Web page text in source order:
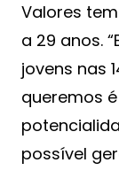
Valores
a 29 anos.
jovens nas
queremos
possível